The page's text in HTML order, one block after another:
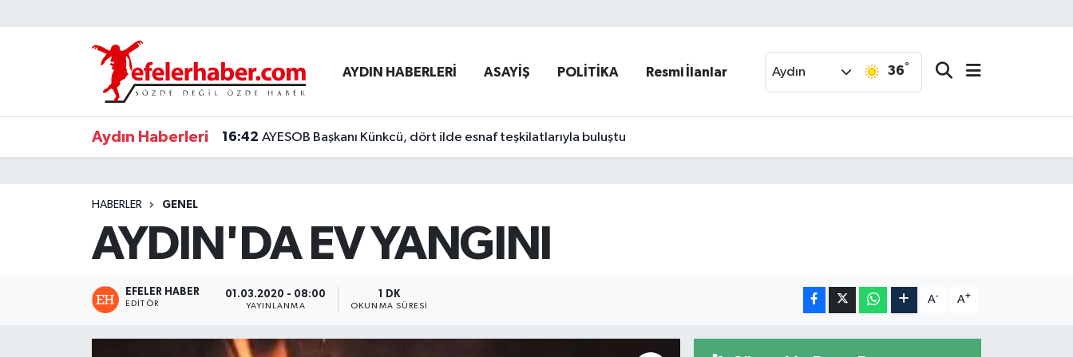
AYDIN HABERLERİ ASAYİŞ POLİTİKA Resmi İlanlar Aydın 36°
Aydın Haberleri 16:42 AYESOB Başkanı Künkcü, dört ilde esnaf teşkilatlarıyla buluştu
HABERLER GENEL
AYDIN'DA EV YANGINI
EFELER HABER
EDITÖR
01.03.2020 - 08:00
YAYINLANMA
1 DK
OKUNMA SÜRESI
A- A+
Nöbetçi Eczaneler
Hava Durumu
Aydin Namaz Vakitleri
Tüm Manşetler
Son Dakika Haberleri